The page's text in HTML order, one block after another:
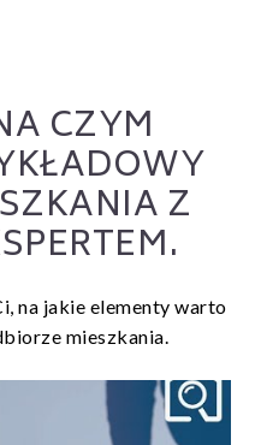
CZYM
Z
na jakie elementy warto
mieszkania.